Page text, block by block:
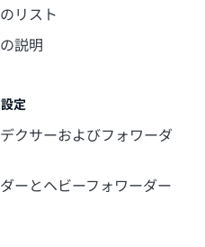
リスト
説明
定
クサーおよびフォワーダ
ーとヘビーフォワーダー